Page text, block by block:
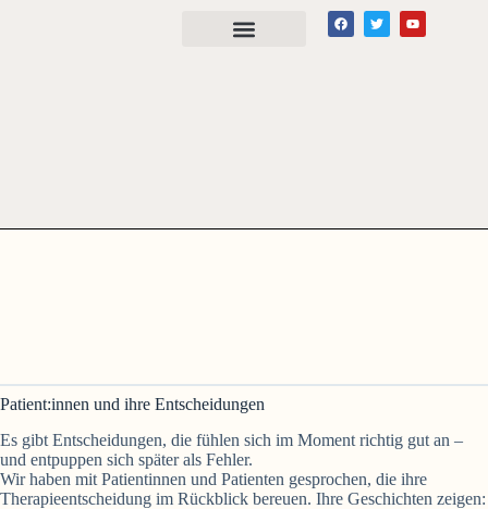
Patient:innen und ihre Entscheidungen
Es gibt Entscheidungen, die fühlen sich im Moment richtig gut an –
und entpuppen sich später als Fehler.
Wir haben mit Patientinnen und Patienten gesprochen, die ihre
Therapieentscheidung im Rückblick bereuen. Ihre Geschichten zeigen: